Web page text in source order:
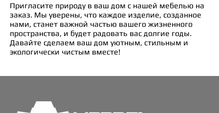
Пригласите природу в ваш дом с нашей мебелью на
заказ. Мы уверены, что каждое изделие, созданное
нами, станет важной частью вашего жизненного
пространства, и будет радовать вас долгие годы.
Давайте сделаем ваш дом уютным, стильным и
экологически чистым вместе!